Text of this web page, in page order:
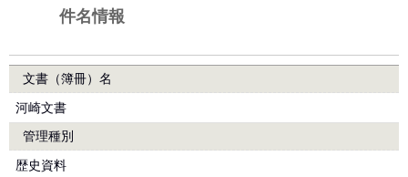
件名情報
文書（簿冊）名
河崎文書
管理種別
歴史資料